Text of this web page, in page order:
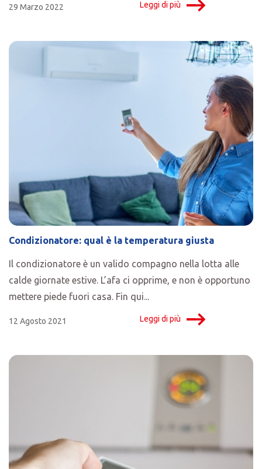
29 Marzo 2022 Leggi di più
Condizionatore: qual è la temperatura giusta
Il condizionatore è un valido compagno nella lotta alle
calde giornate estive. L’afa ci opprime, e non è opportuno
mettere piede fuori casa. Fin qui...
12 Agosto 2021 Leggi di più